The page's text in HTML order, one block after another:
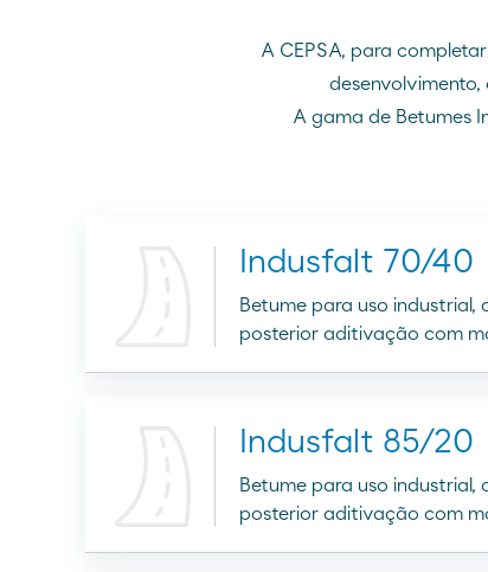
A CEPSA, para
A gama de Betumes
Indusfalt 70/40
Betume para uso
posterior aditivação com
Indusfalt 85/20
Betume para uso
posterior aditivação com